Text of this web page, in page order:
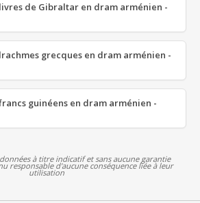
de Gibraltar en dram arménien -
grecques en dram arménien -
guinéens en dram arménien -
à titre indicatif et sans aucune garantie
responsable d'aucune conséquence liée à leur
utilisation